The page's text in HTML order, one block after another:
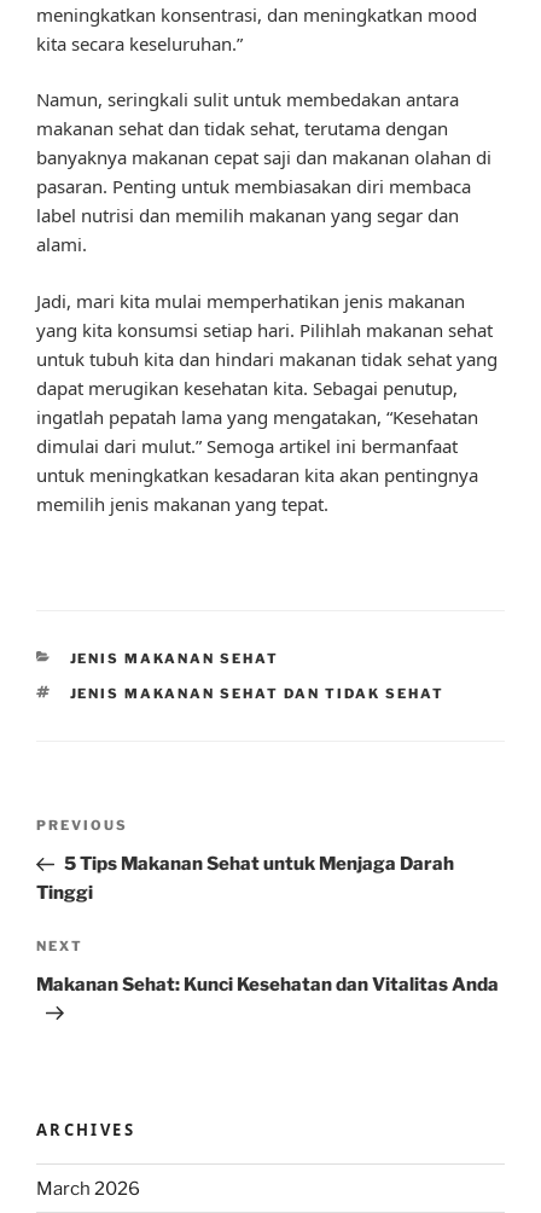
meningkatkan konsentrasi, dan meningkatkan mood
kita secara keseluruhan.”
Namun, seringkali sulit untuk membedakan antara
makanan sehat dan tidak sehat, terutama dengan
banyaknya makanan cepat saji dan makanan olahan di
pasaran. Penting untuk membiasakan diri membaca
label nutrisi dan memilih makanan yang segar dan
alami.
Jadi, mari kita mulai memperhatikan jenis makanan
yang kita konsumsi setiap hari. Pilihlah makanan sehat
untuk tubuh kita dan hindari makanan tidak sehat yang
dapat merugikan kesehatan kita. Sebagai penutup,
ingatlah pepatah lama yang mengatakan, “Kesehatan
dimulai dari mulut.” Semoga artikel ini bermanfaat
untuk meningkatkan kesadaran kita akan pentingnya
memilih jenis makanan yang tepat.
CATEGORIES
JENIS MAKANAN SEHAT
TAGS
JENIS MAKANAN SEHAT DAN TIDAK SEHAT
Previous
Post
PREVIOUS
5 Tips Makanan Sehat untuk Menjaga Darah
Tinggi
Next
Post
NEXT
Makanan Sehat: Kunci Kesehatan dan Vitalitas Anda
ARCHIVES
March 2026